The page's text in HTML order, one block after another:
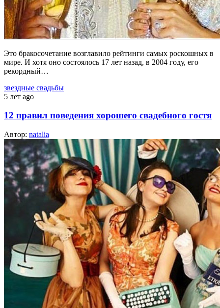
Это бракосочетание возглавило рейтинги самых роскошных в
мире. И хотя оно состоялось 17 лет назад, в 2004 году, его
рекордный…
звездные свадьбы
5 лет ago
12 правил поведения хорошего свадебного гостя
Автор: natalia